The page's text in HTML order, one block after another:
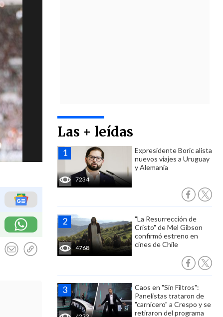
Las + leídas
7234
Expresidente Boric alista
nuevos viajes a Uruguay
y Alemania
4768
"La Resurrección de
Cristo" de Mel Gibson
confirmó estreno en
cines de Chile
Caos en "Sin Filtros":
Panelistas trataron de
"carnicero" a Crespo y se
retiraron del programa